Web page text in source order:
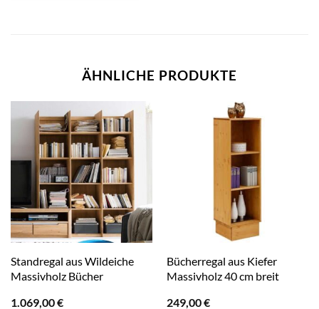
ÄHNLICHE PRODUKTE
Standregal aus Wildeiche
Massivholz Bücher
1.069,00€
Bücherregal aus Kiefer
Massivholz 40 cm breit
249,00€